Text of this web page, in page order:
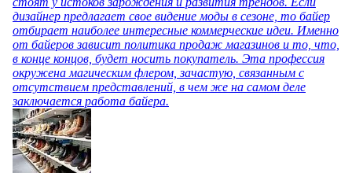
дизайнер предлагает свое видение моды в сезоне, то байер
отбирает наиболее интересные коммерческие идеи. Именно
от байеров зависит политика продаж магазинов и то, что,
в конце концов, будет носить покупатель. Эта профессия
окружена магическим флером, зачастую, связанным с
отсутствием представлений, в чем же на самом деле
заключается работа байера.